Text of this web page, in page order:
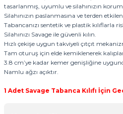
tasarlanmış, uyumlu ve silahınızın
Silahınızın paslanmasına ve terden
Tabancanızı sentetik ve plastik kılıflarla
Silahınızı Savage ile güvenli kılın.
Hızlı çekişe uygun takviyeli çıtçıt
Tam oturuş için elde kemiklenerek
3.8 cm’ye kadar kemer genişliğine
Namlu ağzı açıktır.
1 Adet Savage Tabanca Kılıfı İçin